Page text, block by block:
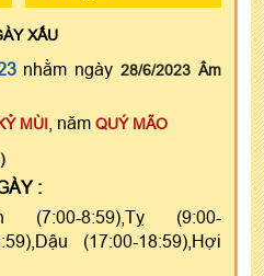
XẤU
nhằm ngày28/6/2023 Âm
MÙI , năm QUÝ MÃO
:
(7:00-8:59),Tỵ (9:00-
(17:00-18:59),Hợi